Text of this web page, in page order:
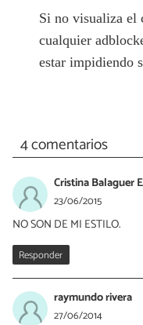
Si no visualiza el
cualquier
estar impidiendo
4 comentarios
Cristina Balaguer
23/06/2015
NO SON DE MI ESTILO.
Responder
raymundo rivera
27/06/2014